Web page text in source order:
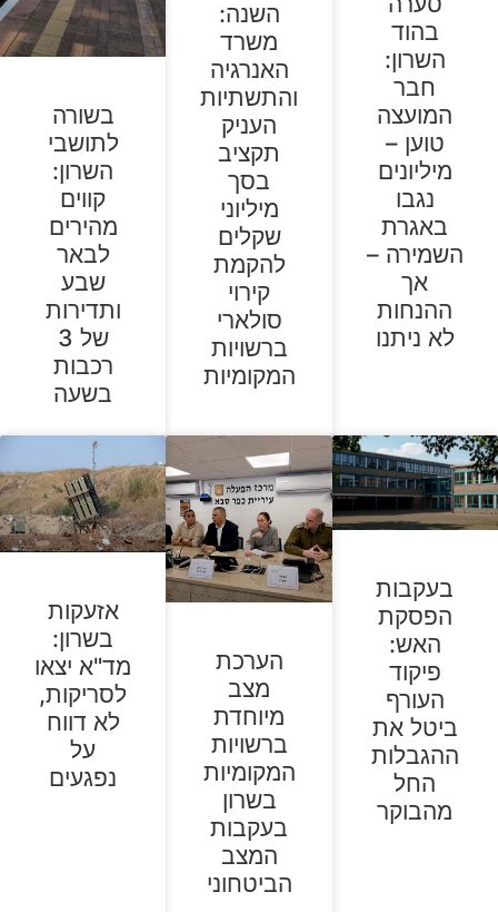
בהוד
השרון:
חבר
המועצה
טוען –
מיליונים
נגבו
באגרת
השמירה –
אך
ההנחות
לא ניתנו
השנה:
משרד
האנרגיה
והתשתיות
העניק
תקציב
בסך
מיליוני
שקלים
להקמת
קירוי
סולארי
ברשויות
המקומיות
בשורה
לתושבי
השרון:
קווים
מהירים
לבאר
שבע
ותדירות
של 3
רכבות
בשעה
בעקבות
הפסקת
האש:
פיקוד
העורף
ביטל את
ההגבלות
החל
מהבוקר
הערכת
מצב
מיוחדת
ברשויות
המקומיות
בשרון
בעקבות
המצב
הביטחוני
אזעקות
בשרון:
מד"א יצאו
לסריקות,
לא דווח
על
נפגעים